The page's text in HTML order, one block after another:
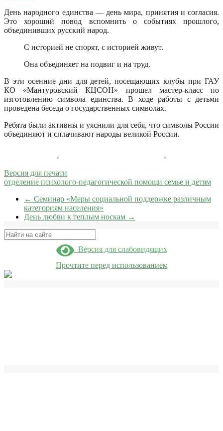
День народного единства — день мира, принятия и согласия.
Это хороший повод вспомнить о событиях прошлого,
объединивших русский народ.
С историей не спорят, с историей живут.
Она объединяет на подвиг и на труд.
В эти осенние дни для детей, посещающих клубы при ГАУ
КО «Мантуровский КЦСОН» прошел мастер-класс по
изготовлению символа единства. В ходе работы с детьми
проведена беседа о государственных символах.
Ребята были активны и уяснили для себя, что символы России
объединяют и сплачивают народы великой России.
Версия для печати
отделение психолого-педагогической помощи семье и детям
← Семинар «Меры социальной поддержке различным
категориям населения»
День любви к теплым носкам →
Поиск
Версия для слабовидящих
Прочтите перед использованием